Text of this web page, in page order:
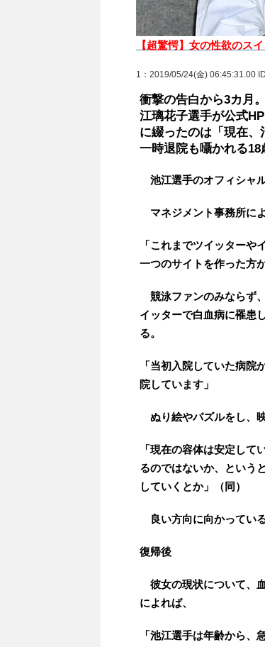
【超驚愕】女の性欲のス
1 ：2019/05/24(金) 06:45:31.00
衝撃の告白から3カ月
江璃花子選手が公式
に綴ったのは「現在、
一時退院も囁かれる18
池江選手のオフィシャ
マネジメント事務所に
「これまでツイッターや
一つのサイトを作った方
競泳ファンのみならず
イッターで白血病に罹患
る。
「当初入院していた病
院しています」
ぬり絵やパズルをし、
「現在の容体は安定し
るのではないか、という
していくとか」（同）
良い方向に向かってい
復帰後
彼女の現状について、
によれば、
「池江選手は年齢から